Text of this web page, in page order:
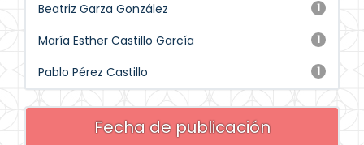
1
Beatriz Garza González
1
María Esther Castillo García
1
Pablo Pérez Castillo
Fecha de publicación